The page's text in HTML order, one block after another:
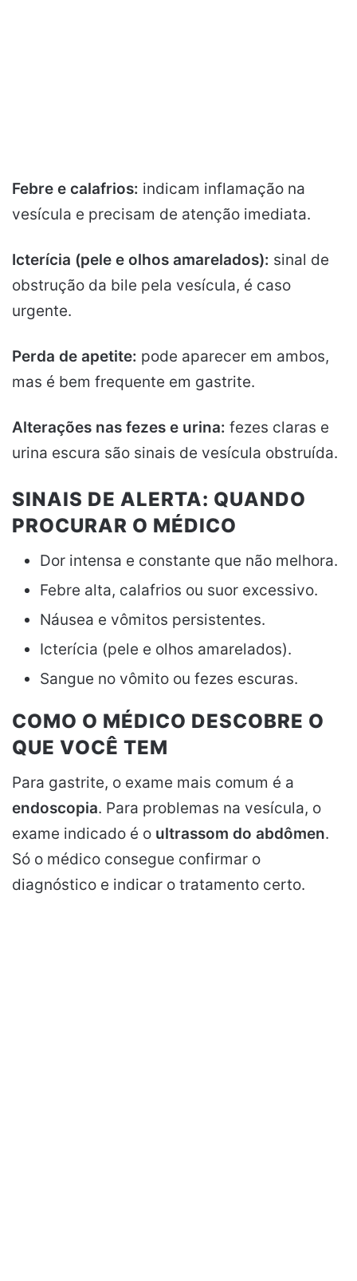
Febre e calafrios: indicam inflamação na
vesícula e precisam de atenção imediata.
Icterícia (pele e olhos amarelados): sinal de
obstrução da bile pela vesícula, é caso
urgente.
Perda de apetite: pode aparecer em ambos,
mas é bem frequente em gastrite.
Alterações nas fezes e urina: fezes claras e
urina escura são sinais de vesícula obstruída.
SINAIS DE ALERTA: QUANDO
PROCURAR O MÉDICO
Dor intensa e constante que não melhora.
Febre alta, calafrios ou suor excessivo.
Náusea e vômitos persistentes.
Icterícia (pele e olhos amarelados).
Sangue no vômito ou fezes escuras.
COMO O MÉDICO DESCOBRE O
QUE VOCÊ TEM
Para gastrite, o exame mais comum é a
endoscopia. Para problemas na vesícula, o
exame indicado é o ultrassom do abdômen.
Só o médico consegue confirmar o
diagnóstico e indicar o tratamento certo.